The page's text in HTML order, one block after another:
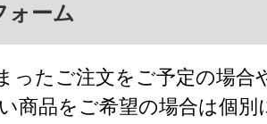
ォーム
ったご注文をご予定の場合
商品をご希望の場合は個別